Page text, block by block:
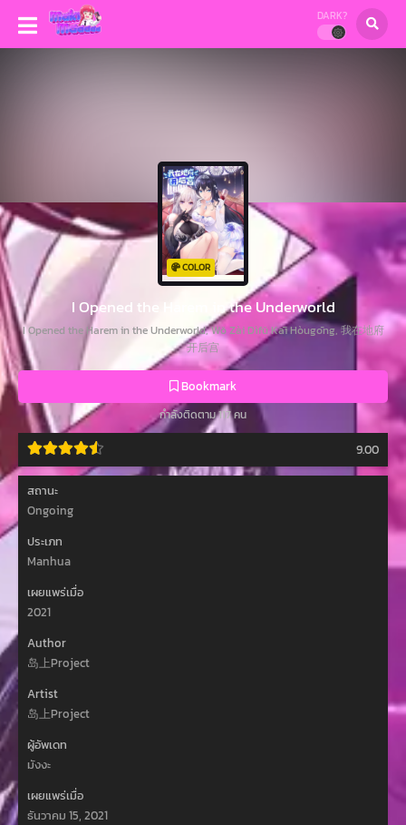
DARK?
COLOR
I Opened the Harem in the Underworld
I Opened the Harem in the Underworld, Wǒ Zài Dìfǔ Kāi Hòugōng, 我在地府
开后宫
Bookmark
กำลังติดตาม 117 คน
9.00
สถานะ
Ongoing
ประเภท
Manhua
เผยแพร่เมื่อ
2021
Author
岛上Project
Artist
岛上Project
ผู้อัพเดท
มังงะ
เผยแพร่เมื่อ
ธันวาคม 15, 2021